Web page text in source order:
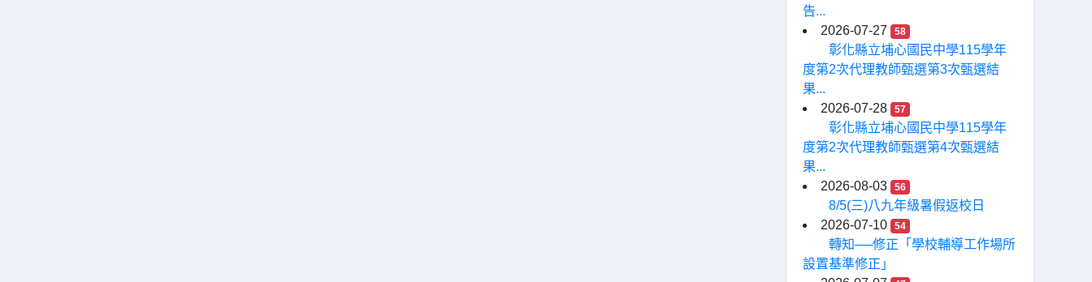
告...
2026-07-27
58
彰化縣立埔心國民中學115學年
度第2次代理教師甄選第3次甄選結
果...
2026-07-28
57
彰化縣立埔心國民中學115學年
度第2次代理教師甄選第4次甄選結
果...
2026-08-03
56
8/5(三)八九年級暑假返校日
2026-07-10
54
轉知──修正「學校輔導工作場所
設置基準修正」